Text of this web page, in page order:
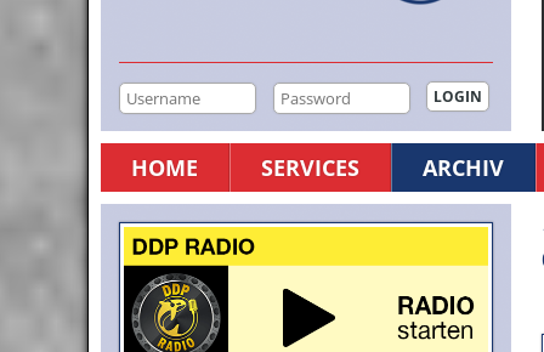
HOME SERVICES ARCHIV